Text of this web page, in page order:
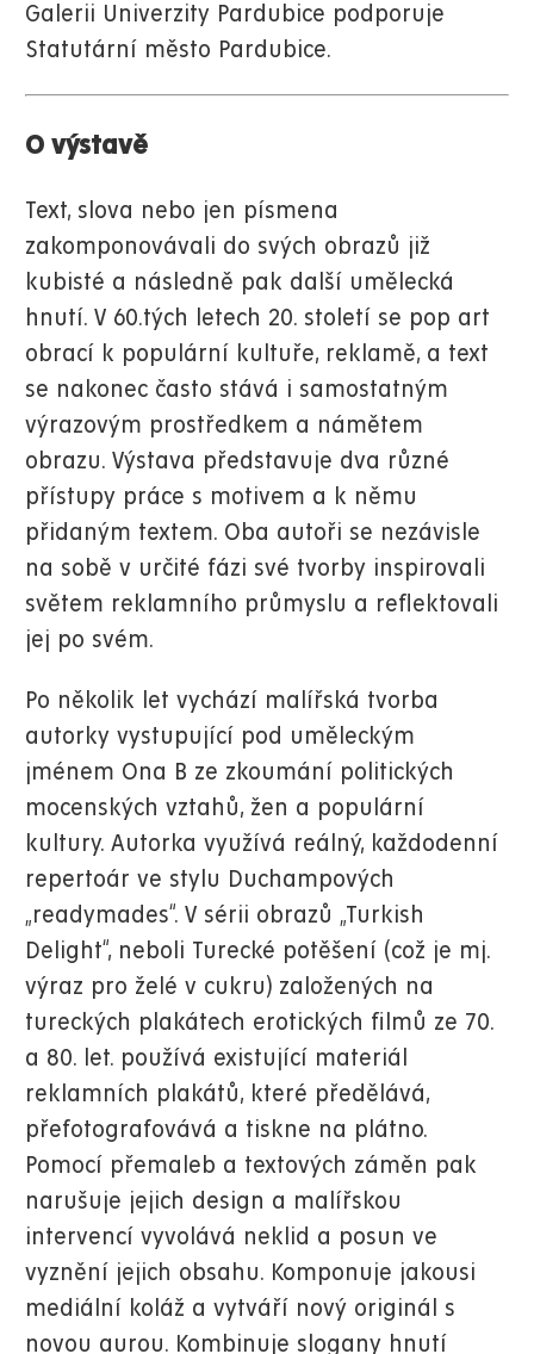
Galerii Univerzity Pardubice podporuje
Statutární město Pardubice.
O výstavě
Text, slova nebo jen písmena
zakomponovávali do svých obrazů již
kubisté a následně pak další umělecká
hnutí. V 60.tých letech 20. století se pop art
obrací k populární kultuře, reklamě, a text
se nakonec často stává i samostatným
výrazovým prostředkem a námětem
obrazu. Výstava představuje dva různé
přístupy práce s motivem a k němu
přidaným textem. Oba autoři se nezávisle
na sobě v určité fázi své tvorby inspirovali
světem reklamního průmyslu a reflektovali
jej po svém.
Po několik let vychází malířská tvorba
autorky vystupující pod uměleckým
jménem Ona B ze zkoumání politických
mocenských vztahů, žen a populární
kultury. Autorka využívá reálný, každodenní
repertoár ve stylu Duchampových
„readymades“. V sérii obrazů „Turkish
Delight“, neboli Turecké potěšení (což je mj.
výraz pro želé v cukru) založených na
tureckých plakátech erotických filmů ze 70.
a 80. let. používá existující materiál
reklamních plakátů, které předělává,
přefotografovává a tiskne na plátno.
Pomocí přemaleb a textových záměn pak
narušuje jejich design a malířskou
intervencí vyvolává neklid a posun ve
vyznění jejich obsahu. Komponuje jakousi
mediální koláž a vytváří nový originál s
novou aurou. Kombinuje slogany hnutí